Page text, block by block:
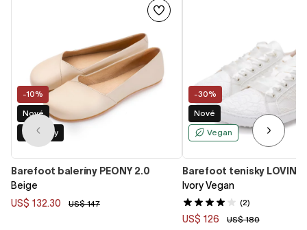
-10%
Nové
Dve šírky
Barefoot baleríny PEONY 2.0
Beige
US$ 132.30
US$ 147
-30%
Nové
Vegan
Barefoot tenisky LOVIN
Ivory Vegan
(2)
US$ 126 US$ 180